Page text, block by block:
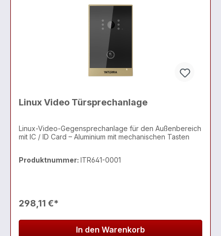
Linux Video Türsprechanlage
Linux-Video-Gegensprechanlage für den Außenbereich
mit IC / ID Card – Aluminium mit mechanischen Tasten
Produktnummer: ITR641-0001
298,11 €*
In den Warenkorb